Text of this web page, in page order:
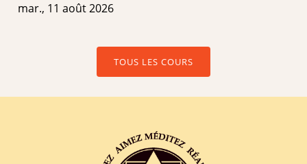
mar., 11 août 2026
TOUS LES COURS